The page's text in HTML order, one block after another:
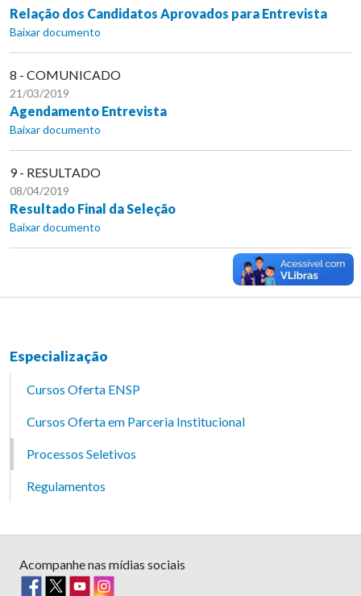
Relação dos Candidatos Aprovados para Entrevista
Baixar documento
8 - COMUNICADO
21/03/2019
Agendamento Entrevista
Baixar documento
9 - RESULTADO
08/04/2019
Resultado Final da Seleção
Baixar documento
Especialização
Cursos Oferta ENSP
Cursos Oferta em Parceria Institucional
Processos Seletivos
Regulamentos
Acompanhe nas mídias sociais